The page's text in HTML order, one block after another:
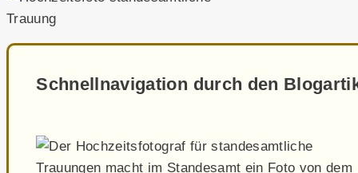
Schnellnavigation durch den